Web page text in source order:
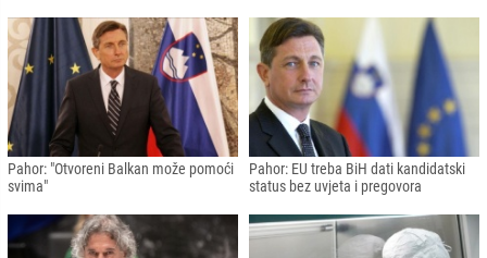
Pahor: "Otvoreni Balkan može pomoći
svima"
Pahor: EU treba BiH dati kandidatski
status bez uvjeta i pregovora